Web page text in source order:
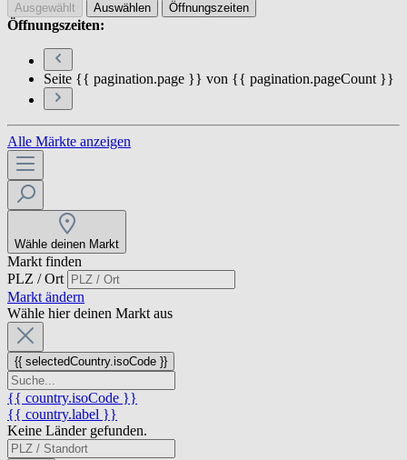
Ausgewählt Auswählen Öffnungszeiten
Öffnungszeiten:
Seite {{ pagination.page }} von {{ pagination.pageCount }}
Alle Märkte anzeigen
Wähle deinen Markt
Markt finden
PLZ / Ort
Markt ändern
Wähle hier deinen Markt aus
{{ selectedCountry.isoCode }}
{{ country.isoCode }}
{{ country.label }}
Keine Länder gefunden.